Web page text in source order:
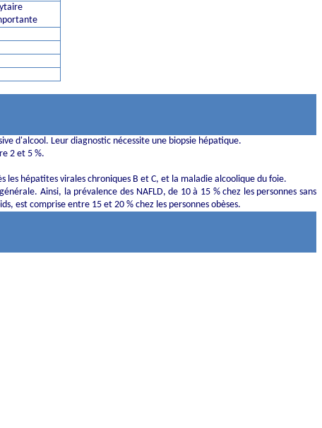
d'alcool. Leur diagnostic nécessite une biopsie hépatique.
2 et 5 %.
hépatites virales chroniques B et C, et la maladie alcoolique du foie.
Ainsi, la prévalence des NAFLD, de 10 à 15 % chez les personnes sans
est comprise entre 15 et 20 % chez les personnes obèses.